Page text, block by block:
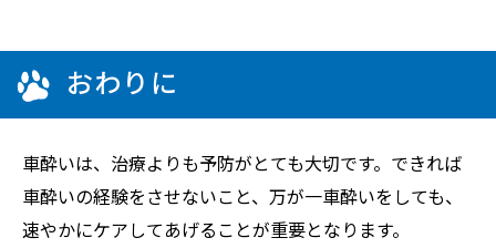
おわりに
車酔いは、治療よりも予防がとても大切です。できれば
車酔いの経験をさせないこと、万が一車酔いをしても、
速やかにケアしてあげることが重要となります。